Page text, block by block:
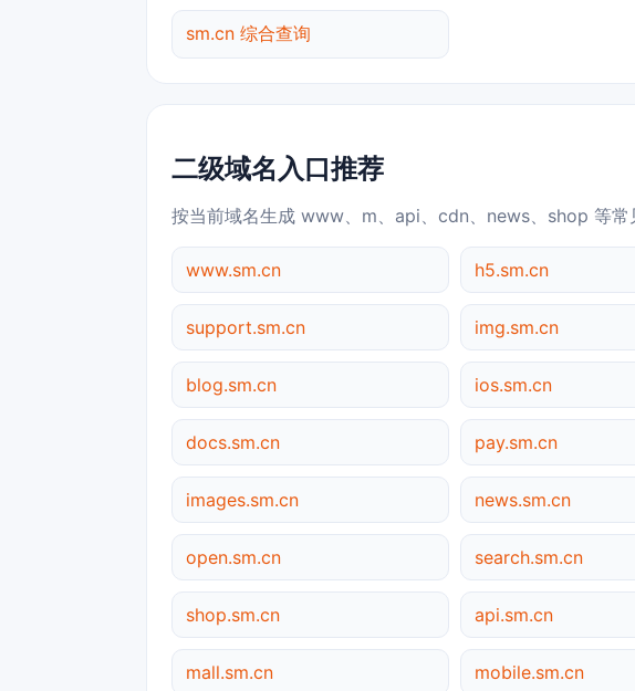
sm.cn 综合查询
二级域名入口推荐
按当前域名生成 www、m、api、cdn、news、shop 等常
www.sm.cn h5.sm.cn
support.sm.cn img.sm.cn
blog.sm.cn ios.sm.cn
docs.sm.cn pay.sm.cn
images.sm.cn news.sm.cn
open.sm.cn search.sm.cn
shop.sm.cn api.sm.cn
mall.sm.cn mobile.sm.cn